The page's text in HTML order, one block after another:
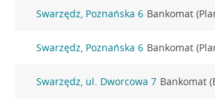
Swarzędz, Poznańska 6 Bankomat
Swarzędz, Poznańska 6 Bankomat
Swarzędz, ul. Dworcowa 7 Bankomat